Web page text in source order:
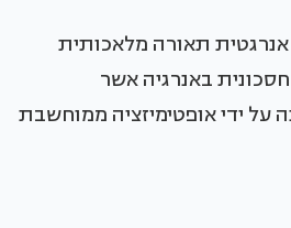
אנרגטית תאורה מלאכותית
באנרגיה אשר
על ידי אופטימיזציה ממוחשבת